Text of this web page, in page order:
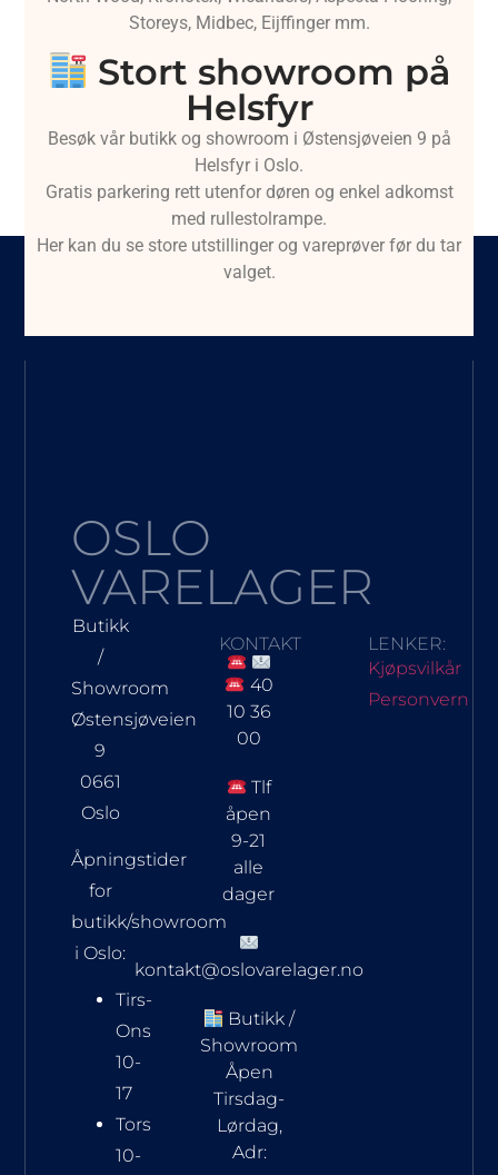
Storeys, Midbec, Eijffinger mm.
Stort showroom på
Helsfyr
Besøk vår butikk og showroom i Østensjøveien 9 på
Helsfyr i Oslo.
Gratis parkering rett utenfor døren og enkel adkomst
med rullestolrampe.
Her kan du se store utstillinger og vareprøver før du tar
valget.
OSLO
VARELAGER
Butikk
/
Showroom
Østensjøveien
9
0661
Oslo
Åpningstider
for
butikk/showroom
i Oslo:
Tirs-
Ons
10-
17
Tors
10-
KONTAKT
40
10 36
00
Tlf
åpen
9-21
alle
dager
kontakt@oslovarelager.no
Butikk /
Showroom
Åpen
Tirsdag-
Lørdag,
Adr:
LENKER:
Kjøpsvilkår
Personvern